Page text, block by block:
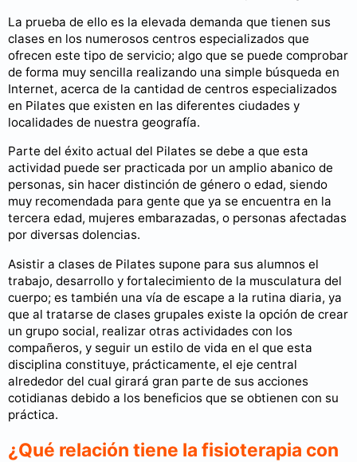
La prueba de ello es la elevada demanda que tienen sus
clases en los numerosos centros especializados que
ofrecen este tipo de servicio; algo que se puede comprobar
de forma muy sencilla realizando una simple búsqueda en
Internet, acerca de la cantidad de centros especializados
en Pilates que existen en las diferentes ciudades y
localidades de nuestra geografía.
Parte del éxito actual del Pilates se debe a que esta
actividad puede ser practicada por un amplio abanico de
personas, sin hacer distinción de género o edad, siendo
muy recomendada para gente que ya se encuentra en la
tercera edad, mujeres embarazadas, o personas afectadas
por diversas dolencias.
Asistir a clases de Pilates supone para sus alumnos el
trabajo, desarrollo y fortalecimiento de la musculatura del
cuerpo; es también una vía de escape a la rutina diaria, ya
que al tratarse de clases grupales existe la opción de crear
un grupo social, realizar otras actividades con los
compañeros, y seguir un estilo de vida en el que esta
disciplina constituye, prácticamente, el eje central
alrededor del cual girará gran parte de sus acciones
cotidianas debido a los beneficios que se obtienen con su
práctica.
¿Qué relación tiene la fisioterapia con